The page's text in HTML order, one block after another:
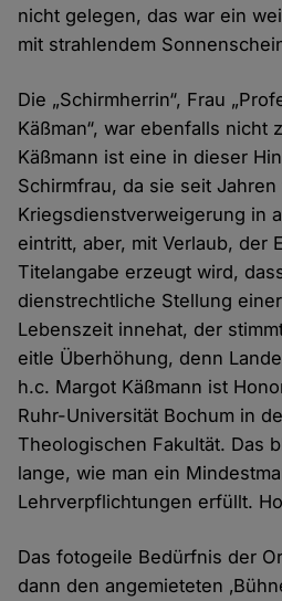
nicht gelegen, das war ein
mit strahlendem
Die „Schirmherrin“, Frau
Käßman“, war ebenfalls nicht
Käßmann ist eine in dieser
Schirmfrau, da sie seit
Kriegsdienstverweigerung in
eintritt, aber, mit Verlaub, der
Titelangabe erzeugt wird,
dienstrechtliche Stellung
Lebenszeit innehat, der
eitle Überhöhung, denn
h.c. Margot Käßmann ist
Ruhr-Universität Bochum in
Theologischen Fakultät. Das
lange, wie man ein
Lehrverpflichtungen erfüllt.
Das fotogeile Bedürfnis der
dann den angemieteten